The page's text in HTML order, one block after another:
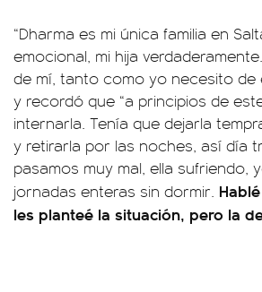
“Dharma es mi única familia en
emocional, mi hija
de mí, tanto como yo necesito de
y recordó que “a principios de
internarla. Tenía que dejarla
y retirarla por las noches, así día
pasamos muy mal, ella sufriendo,
jornadas enteras sin dormir.
les planteé la situación, pero la